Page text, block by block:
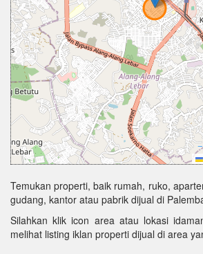
Temukan properti, baik rumah, ruko,
gudang, kantor atau pabrik dijual di
Silahkan klik icon area atau lokasi
melihat listing iklan properti dijual di area